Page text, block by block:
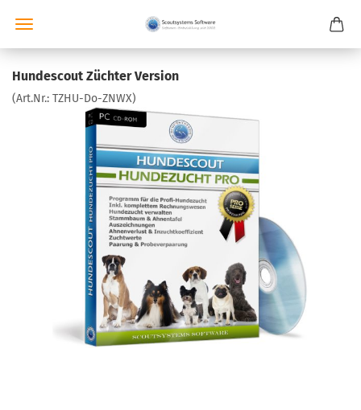
Hundescout Züchter Version
(Art.Nr.: TZHU-Do-ZNWX)